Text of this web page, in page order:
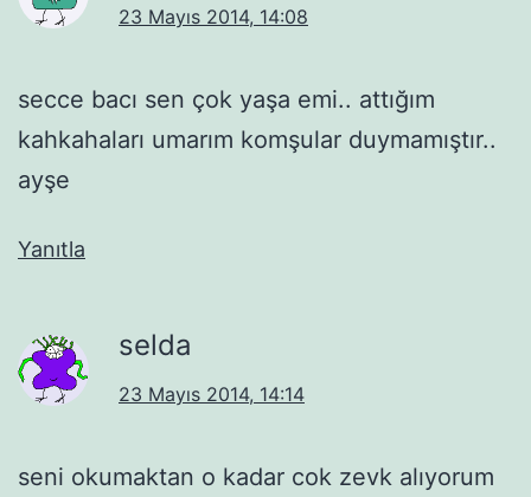
23 Mayıs 2014, 14:08
secce bacı sen çok yaşa emi.. attığım
kahkahaları umarım komşular duymamıştır..
ayşe
Yanıtla
selda
23 Mayıs 2014, 14:14
seni okumaktan o kadar cok zevk alıyorum